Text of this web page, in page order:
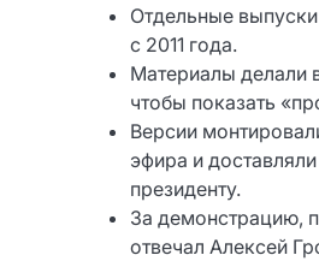
Отдельные
с 2011 года.
Материалы делали
чтобы показать
Версии
эфира и
президенту.
За демонстрацию,
отвечал Алексей